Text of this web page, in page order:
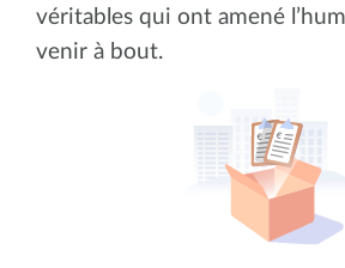
véritables qui ont amené
venir à bout.